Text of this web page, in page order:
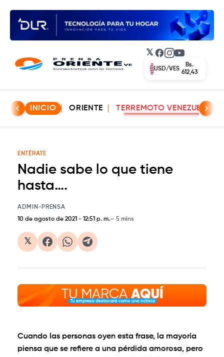
𝕏 Facebook
Instagram
YouTube
EUR/VES
Bs.
702,42
INICIO ORIENTE TERREMOTO VENEZUELA
ENTÉRATE
Nadie sabe lo que tiene
hasta….
ADMIN-PRENSA
10 de agosto de 2021 - 12:51 p. m. 5 mins
𝕏
Cuando las personas oyen esta frase, la mayoría
piensa que se refiere a una pérdida amorosa, pero